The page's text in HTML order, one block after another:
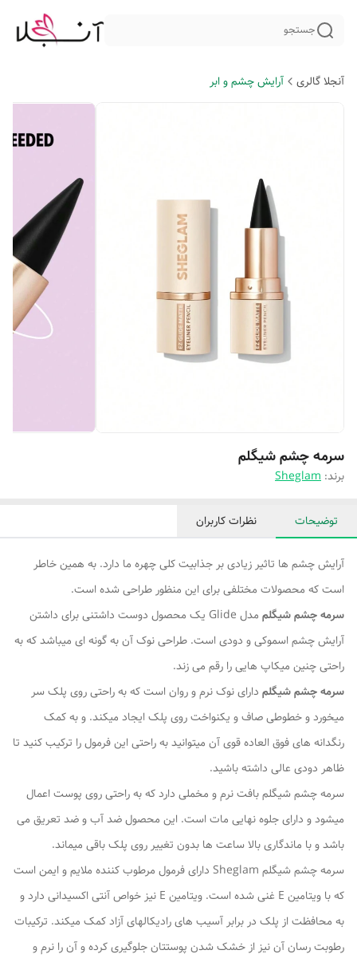
جستجو
آنجلا گالری آرایش چشم و ابر
سرمه چشم شیگلم
برند: Sheglam
توضیحات نظرات کاربران
آرایش چشم ها تاثیر زیادی بر جذابیت کلی چهره ما دارد. به همین خاطر
است که محصولات مختلفی برای این منظور طراحی شده است.
سرمه چشم شیگلم
مدل Glide یک محصول دوست داشتنی برای داشتن
آرایش چشم اسموکی و دودی است. طراحی نوک آن به گونه ای میباشد که به
راحتی چنین میکاپ هایی را رقم می زند.
سرمه چشم شیگلم دارای نوک نرم و روان است که به راحتی روی پلک سر
میخورد و خطوطی صاف و یکنواخت روی پلک ایجاد میکند. و به کمک
رنگدانه های فوق العاده قوی آن میتوانید به راحتی این فرمول را ترکیب کنید تا
ظاهر دودی عالی داشته باشید.
سرمه چشم شیگلم بافت نرم و مخملی دارد که به راحتی روی پوست اعمال
میشود و دارای جلوه نهایی مات است. این محصول ضد آب و ضد تعریق می
باشد و با ماندگاری بالا ساعت ها بدون تغییر روی پلک باقی میماند.
سرمه چشم شیگلم Sheglam دارای فرمول مرطوب کننده ملایم و ایمن است
که با ویتامین E غنی شده است. ویتامین E نیز خواص آنتی اکسیدانی دارد و
به محافظت از پلک در برابر آسیب های رادیکالهای آزاد کمک میکند. ترکیبات
رطوبت رسان آن نیز از خشک شدن پوستتان جلوگیری کرده و آن را نرم و